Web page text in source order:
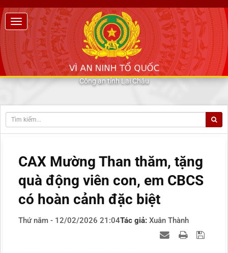
Công an tỉnh Lai Châu
CAX Mường Than thăm, tặng
quà động viên con, em CBCS
có hoàn cảnh đặc biệt
Thứ năm - 12/02/2026 21:04Tác giả: Xuân Thành